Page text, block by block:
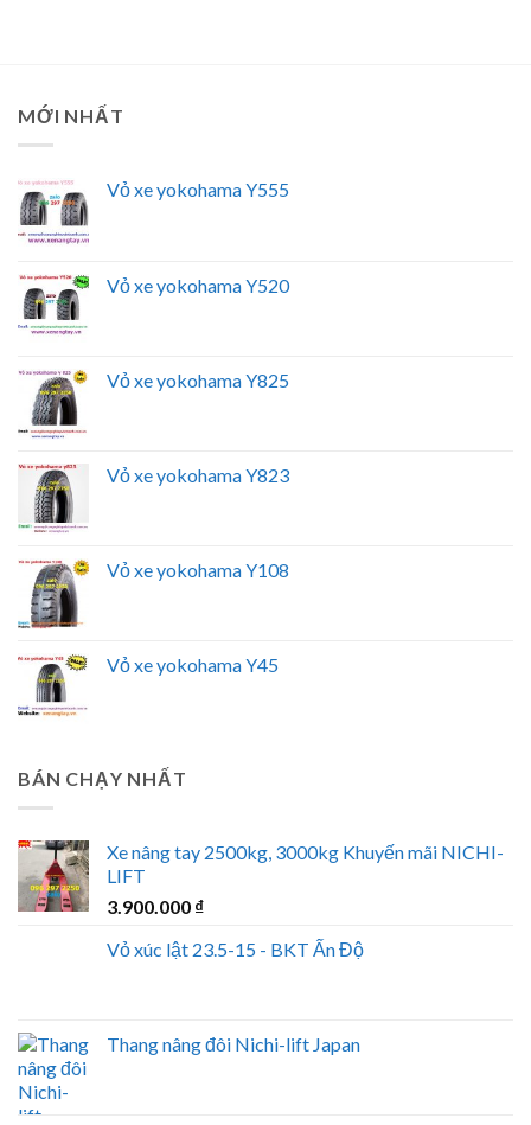
MỚI NHẤT
Vỏ xe yokohama Y555
Vỏ xe yokohama Y520
Vỏ xe yokohama Y825
Vỏ xe yokohama Y823
Vỏ xe yokohama Y108
Vỏ xe yokohama Y45
BÁN CHẠY NHẤT
Xe nâng tay 2500kg, 3000kg Khuyến mãi NICHI-
LIFT
3.900.000 ₫
Vỏ xúc lật 23.5-15 - BKT Ấn Độ
Thang nâng đôi Nichi-lift Japan